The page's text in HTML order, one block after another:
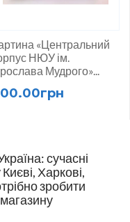
«Центральний
НЮУ ім.
Мудрого»...
сучасні
Харкові,
зробити